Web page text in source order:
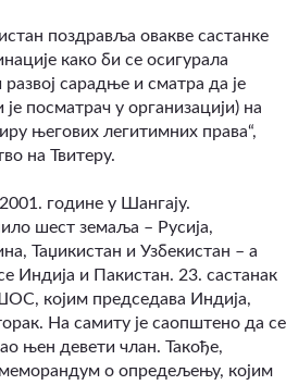
поздравља овакве састанке
како би се осигурала
сарадње и сматра да је
посматрач у организацији) на
његових легитимних права“,
на Твитеру.
године у Шангају.
шест земаља – Русија,
Таџикистан и Узбекистан – а
Индија и Пакистан. 23. састанак
којим председава Индија,
На самиту је саопштено да се
њен девети члан. Такође,
меморандум о опредељењу, којим